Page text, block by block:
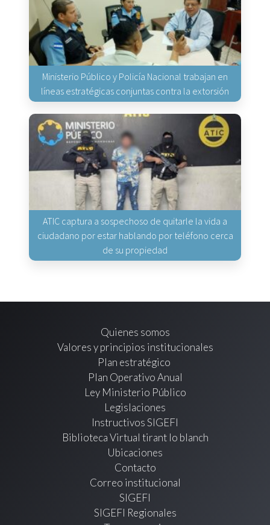
Ministerio Público y Policía Nacional trabajan en
líneas estratégicas conjuntas contra la extorsión
ATIC captura a sospechoso de quitarle la vida a
ciudadano por estar hablando por teléfono cerca
de su propiedad
Quienes somos
Valores y principios institucionales
Plan estratégico
Plan Operativo Anual
Ley Ministerio Público
Legislaciones
Instructivos SIGEFI
Biblioteca Virtual tirant lo blanch
Ubicaciones
Contacto
Correo institucional
SIGEFI
SIGEFI Regionales